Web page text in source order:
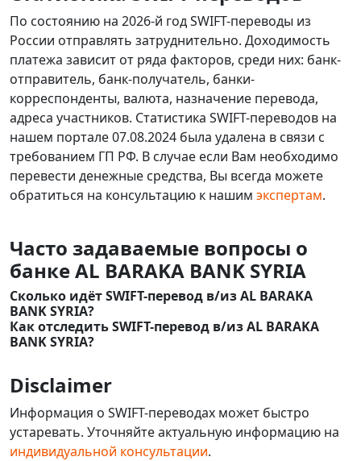
По состоянию на 2026-й год SWIFT-переводы из
России отправлять затруднительно. Доходимость
платежа зависит от ряда факторов, среди них: банк-
отправитель, банк-получатель, банки-
корреспонденты, валюта, назначение перевода,
адреса участников. Статистика SWIFT-переводов на
нашем портале 07.08.2024 была удалена в связи с
требованием ГП РФ. В случае если Вам необходимо
перевести денежные средства, Вы всегда можете
обратиться на консультацию к нашим экспертам.
Часто задаваемые вопросы о
банке AL BARAKA BANK SYRIA
Сколько идёт SWIFT-перевод в/из AL BARAKA
BANK SYRIA?
Как отследить SWIFT-перевод в/из AL BARAKA
BANK SYRIA?
Disclaimer
Информация о SWIFT-переводах может быстро
устаревать. Уточняйте актуальную информацию на
индивидуальной консультации.